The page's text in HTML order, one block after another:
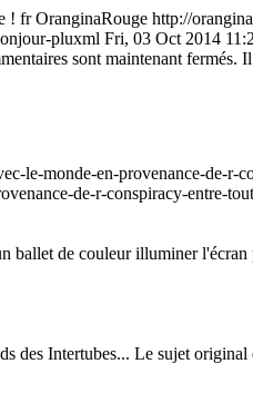
! fr OranginaRouge http://
pluxml Fri, 03 Oct 2014
sont maintenant fermés.
le-monde-en-provenance-de-r-
de-r-conspiracy-entre-
ballet de couleur illuminer
des Intertubes... Le sujet